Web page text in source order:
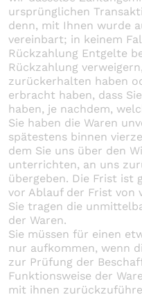
ursprünglichen
denn, mit Ihnen wurde
vereinbart; in keinem
Rückzahlung Entgelte
Rückzahlung
zurückerhalten haben
erbracht haben, dass
haben, je nachdem,
Sie haben die Waren
spätestens binnen
dem Sie uns über den
unterrichten, an uns
übergeben. Die Frist ist
vor Ablauf der Frist von
Sie tragen die
der Waren.
Sie müssen für einen
nur aufkommen, wenn
zur Prüfung der
Funktionsweise der
mit ihnen